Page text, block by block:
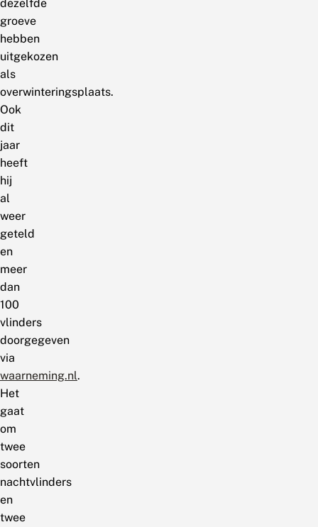
dezelfde
groeve
hebben
uitgekozen
als
overwinteringsplaats.
Ook
dit
jaar
heeft
hij
al
weer
geteld
en
meer
dan
100
vlinders
doorgegeven
via
waarneming.nl.
Het
gaat
om
twee
soorten
nachtvlinders
en
twee